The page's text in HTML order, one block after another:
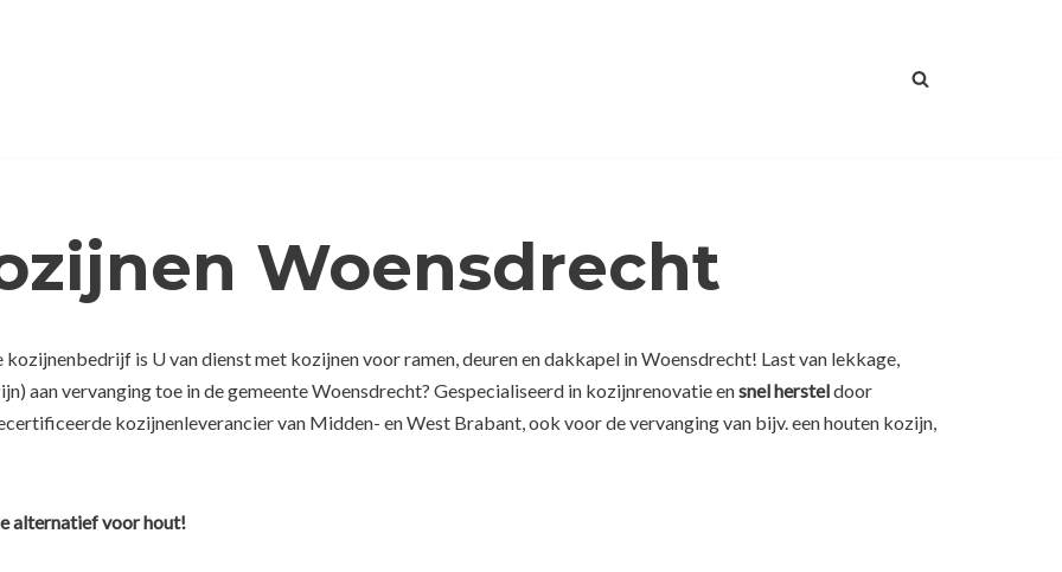
Woensdrecht
is U van dienst met kozijnen voor ramen, deuren en dakkapel in Woensdrecht! Last van lekkage,
aan vervanging toe in de gemeente Woensdrecht? Gespecialiseerd in kozijnrenovatie ensnel hersteldoor
kozijnenleverancier van Midden- en West Brabant, ook voor de vervanging van bijv. een houten kozijn,
alternatief voor hout!